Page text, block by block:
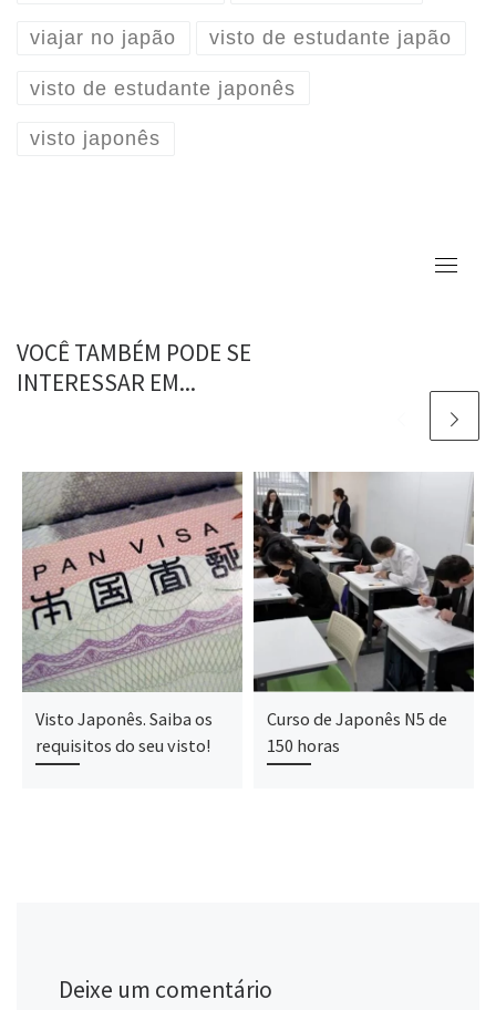
viajar no japão visto de estudante japão
visto de estudante japonês
visto japonês
VOCÊ TAMBÉM PODE SE
INTERESSAR EM...
Visto Japonês. Saiba os
requisitos do seu visto!
Curso de Japonês N5 de
150 horas
Deixe um comentário